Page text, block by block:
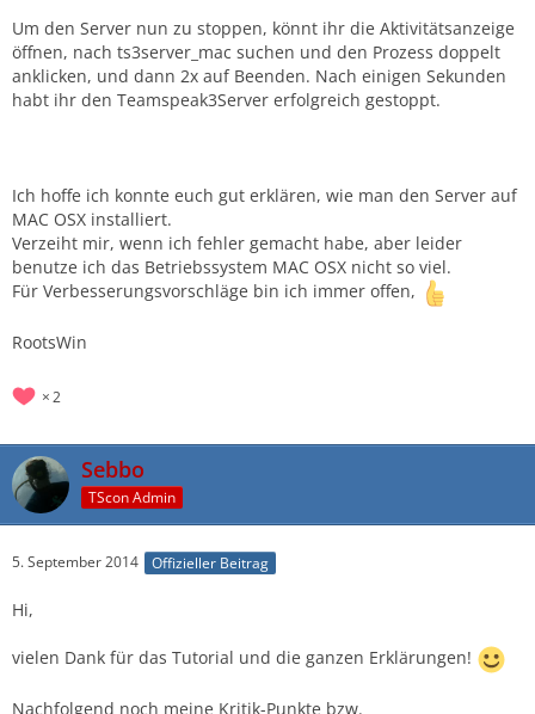
Um den Server nun zu stoppen, könnt ihr die Aktivitätsanzeige
öffnen, nach ts3server_mac suchen und den Prozess doppelt
anklicken, und dann 2x auf Beenden. Nach einigen Sekunden
habt ihr den Teamspeak3Server erfolgreich gestoppt.
Ich hoffe ich konnte euch gut erklären, wie man den Server auf
MAC OSX installiert.
Verzeiht mir, wenn ich fehler gemacht habe, aber leider
benutze ich das Betriebssystem MAC OSX nicht so viel.
Für Verbesserungsvorschläge bin ich immer offen,
RootsWin
2
Sebbo
TScon Admin
5. September 2014 Offizieller Beitrag
Hi,
vielen Dank für das Tutorial und die ganzen Erklärungen!
Nachfolgend noch meine Kritik-Punkte bzw.